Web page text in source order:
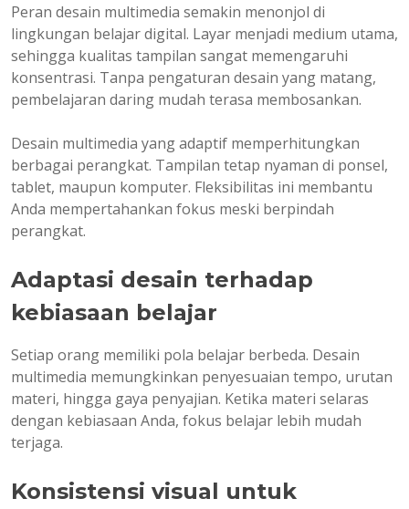
Peran desain multimedia semakin menonjol di
lingkungan belajar digital. Layar menjadi medium utama,
sehingga kualitas tampilan sangat memengaruhi
konsentrasi. Tanpa pengaturan desain yang matang,
pembelajaran daring mudah terasa membosankan.
Desain multimedia yang adaptif memperhitungkan
berbagai perangkat. Tampilan tetap nyaman di ponsel,
tablet, maupun komputer. Fleksibilitas ini membantu
Anda mempertahankan fokus meski berpindah
perangkat.
Adaptasi desain terhadap
kebiasaan belajar
Setiap orang memiliki pola belajar berbeda. Desain
multimedia memungkinkan penyesuaian tempo, urutan
materi, hingga gaya penyajian. Ketika materi selaras
dengan kebiasaan Anda, fokus belajar lebih mudah
terjaga.
Konsistensi visual untuk